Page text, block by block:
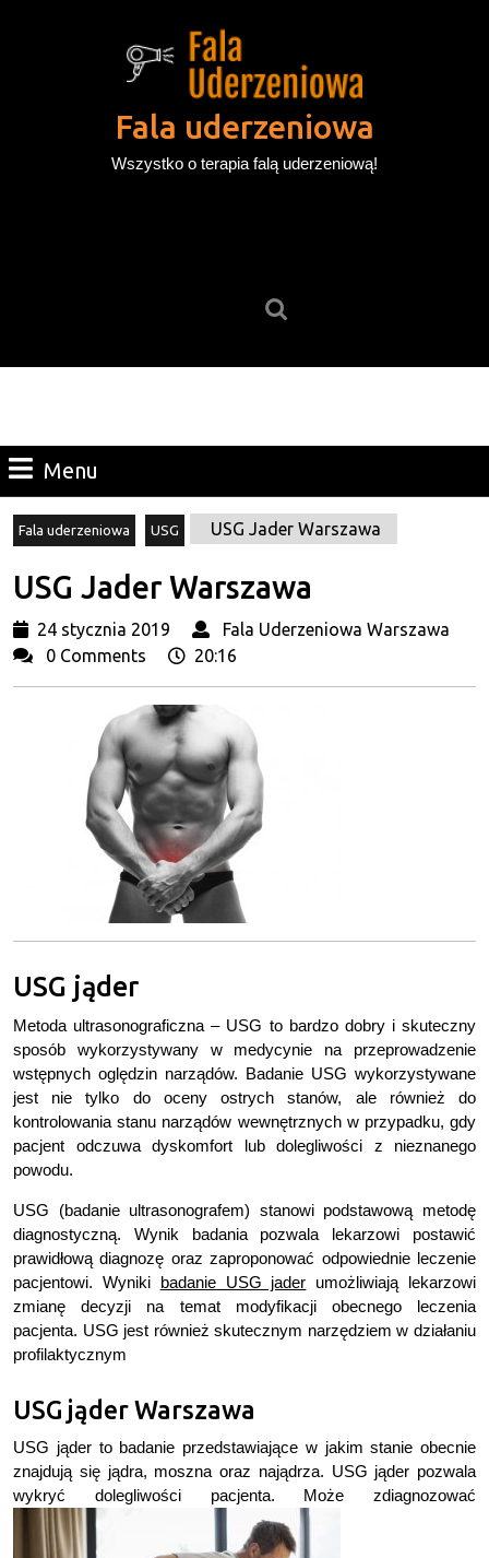
Fala uderzeniowa
Wszystko o terapia falą uderzeniową!
Menu
Fala uderzeniowa USG USG Jader Warszawa
USG Jader Warszawa
24 stycznia 2019
24
stycznia
Fala Uderzeniowa Warszawa
0 Comments 20:16
USG jąder
Metoda ultrasonograficzna – USG to bardzo dobry i skuteczny
sposób wykorzystywany w medycynie na przeprowadzenie
wstępnych oględzin narządów. Badanie USG wykorzystywane
jest nie tylko do oceny ostrych stanów, ale również do
kontrolowania stanu narządów wewnętrznych w przypadku, gdy
pacjent odczuwa dyskomfort lub dolegliwości z nieznanego
powodu.
USG (badanie ultrasonografem) stanowi podstawową metodę
diagnostyczną. Wynik badania pozwala lekarzowi postawić
prawidłową diagnozę oraz zaproponować odpowiednie leczenie
pacjentowi. Wyniki badanie USG jader umożliwiają lekarzowi
zmianę decyzji na temat modyfikacji obecnego leczenia
pacjenta. USG jest również skutecznym narzędziem w działaniu
profilaktycznym
USG jąder Warszawa
USG jąder to badanie przedstawiające w jakim stanie obecnie
znajdują się jądra, moszna oraz najądrza. USG jąder pozwala
wykryć dolegliwości pacjenta. Może zdiagnozować